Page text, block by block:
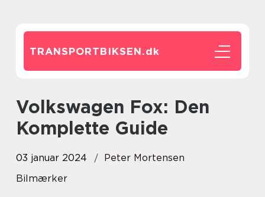
TRANSPORTBIKSEN.dk
Volkswagen Fox: Den
Komplette Guide
03 januar 2024
Peter Mortensen
Bilmærker